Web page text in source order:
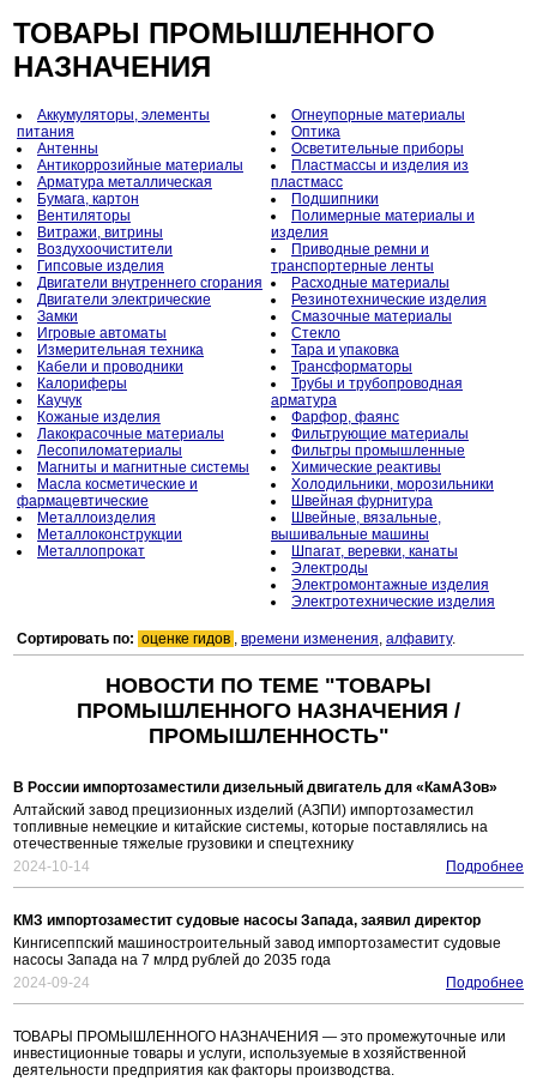
ТОВАРЫ ПРОМЫШЛЕННОГО
НАЗНАЧЕНИЯ
Аккумуляторы, элементы
питания
Антенны
Антикоррозийные материалы
Арматура металлическая
Бумага, картон
Вентиляторы
Витражи, витрины
Воздухоочистители
Гипсовые изделия
Двигатели внутреннего сгорания
Двигатели электрические
Замки
Игровые автоматы
Измерительная техника
Кабели и проводники
Калориферы
Каучук
Кожаные изделия
Лакокрасочные материалы
Лесопиломатериалы
Магниты и магнитные системы
Масла косметические и
фармацевтические
Металлоизделия
Металлоконструкции
Металлопрокат
Огнеупорные материалы
Оптика
Осветительные приборы
Пластмассы и изделия из
пластмасс
Подшипники
Полимерные материалы и
изделия
Приводные ремни и
транспортерные ленты
Расходные материалы
Резинотехнические изделия
Смазочные материалы
Стекло
Тара и упаковка
Трансформаторы
Трубы и трубопроводная
арматура
Фарфор, фаянс
Фильтрующие материалы
Фильтры промышленные
Химические реактивы
Холодильники, морозильники
Швейная фурнитура
Швейные, вязальные,
вышивальные машины
Шпагат, веревки, канаты
Электроды
Электромонтажные изделия
Электротехнические изделия
Сортировать по: оценке гидов , времени изменения, алфавиту.
НОВОСТИ ПО ТЕМЕ "ТОВАРЫ
ПРОМЫШЛЕННОГО НАЗНАЧЕНИЯ /
ПРОМЫШЛЕННОСТЬ"
В России импортозаместили дизельный двигатель для «КамАЗов»
Алтайский завод прецизионных изделий (АЗПИ) импортозаместил
топливные немецкие и китайские системы, которые поставлялись на
отечественные тяжелые грузовики и спецтехнику
2024-10-14
Подробнее
КМЗ импортозаместит судовые насосы Запада, заявил директор
Кингисеппский машиностроительный завод импортозаместит судовые
насосы Запада на 7 млрд рублей до 2035 года
2024-09-24
Подробнее
ТОВАРЫ ПРОМЫШЛЕННОГО НАЗНАЧЕНИЯ — это промежуточные или
инвестиционные товары и услуги, используемые в хозяйственной
деятельности предприятия как факторы производства.